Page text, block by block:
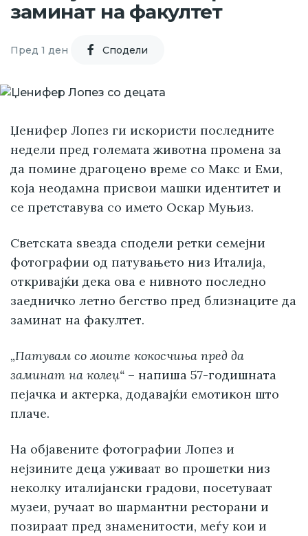
заминат на факултет
Пред 1 ден Cподели
Џенифер Лопез ги искористи последните
недели пред големата животна промена за
да помине драгоцено време со Макс и Еми,
која неодамна присвои машки идентитет и
се претставува со името Оскар Муњиз.
Светската ѕвезда сподели ретки семејни
фотографии од патувањето низ Италија,
откривајќи дека ова е нивното последно
заедничко летно бегство пред близнаците да
заминат на факултет.
„Патувам со моите кокосчиња пред да
заминат на колеџ“ – напиша 57-годишната
пејачка и актерка, додавајќи емотикон што
плаче.
На објавените фотографии Лопез и
нејзините деца уживаат во прошетки низ
неколку италијански градови, посетуваат
музеи, ручаат во шармантни ресторани и
позираат пред знаменитости, меѓу кои и